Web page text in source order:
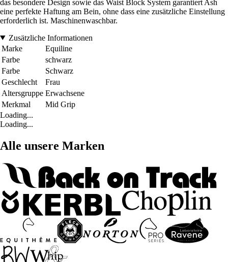
das besondere Design sowie das Waist Block System garantiert Ash
eine perfekte Haftung am Bein, ohne dass eine zusätzliche Einstellung
erforderlich ist. Maschinenwaschbar.
Zusätzliche Informationen
Marke
Equiline
Farbe
schwarz
Farbe
Schwarz
Geschlecht
Frau
Altersgruppe Erwachsene
Merkmal
Mid Grip
Loading...
Loading...
Alle unsere Marken